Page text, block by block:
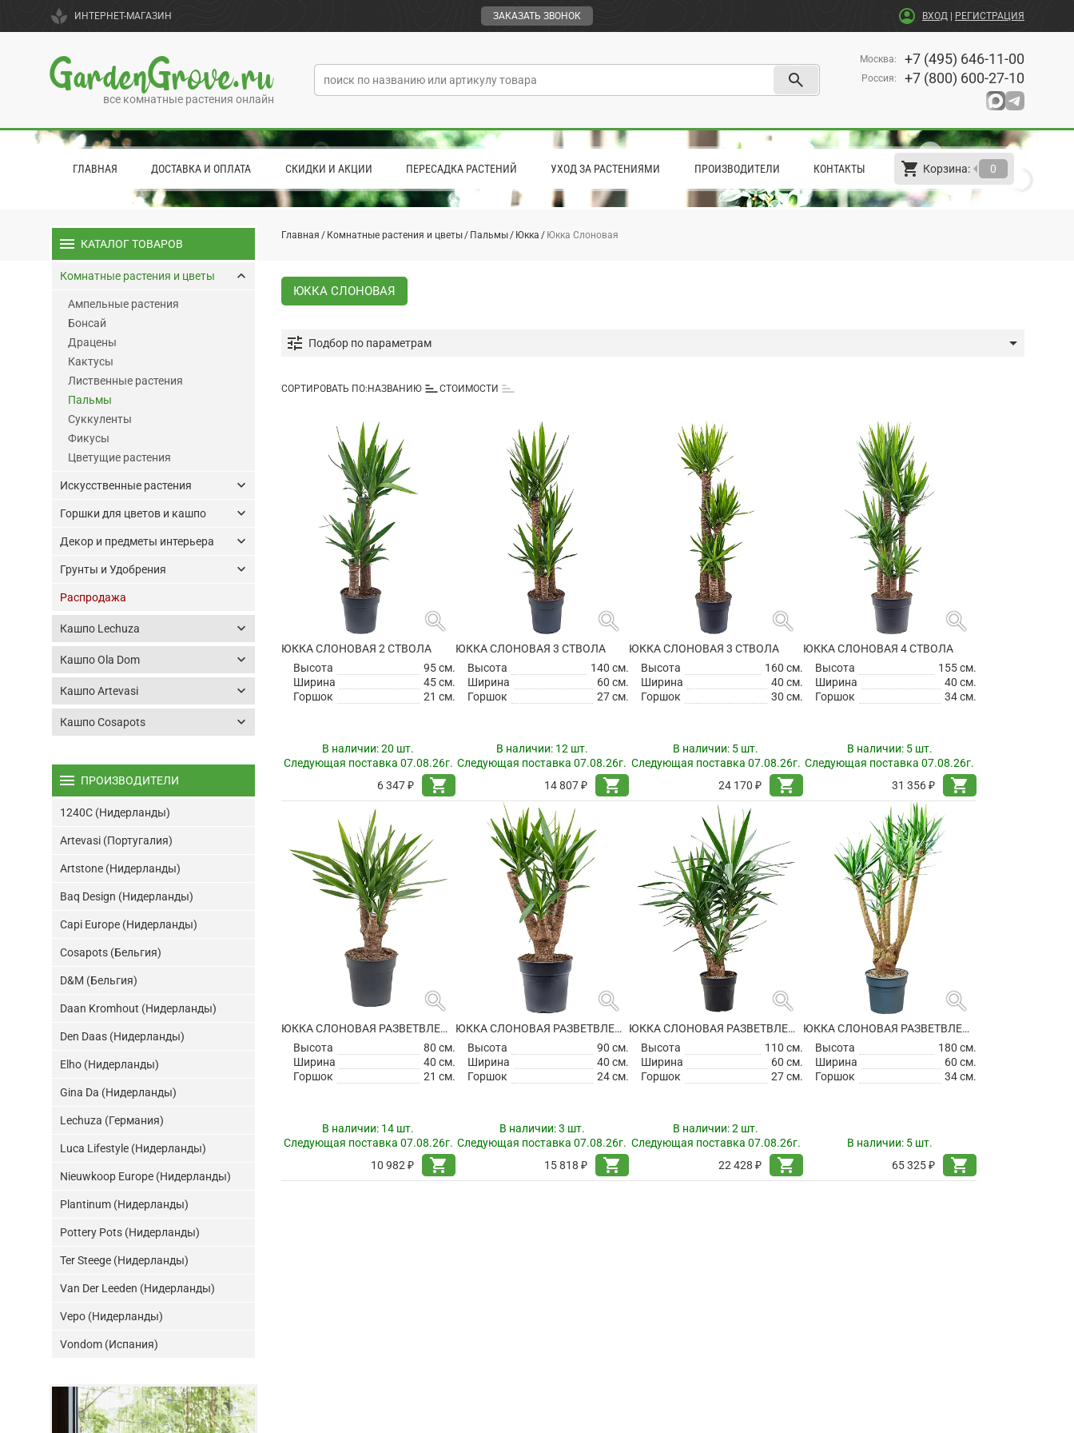
spa ИНТЕРНЕТ-МАГАЗИН ЗАКАЗАТЬ ЗВОНОК account_circle ВХОД РЕГИСТРАЦИЯ
GardenGrove.ru
все комнатные растения онлайн
search
Москва: +7 (495) 646-11-00
Россия: +7 (800) 600-27-10
ГЛАВНАЯ ДОСТАВКА И ОПЛАТА СКИДКИ И АКЦИИ ПЕРЕСАДКА РАСТЕНИЙ УХОД ЗА РАСТЕНИЯМИ ПРОИЗВОДИТЕЛИ КОНТАКТЫ shopping_cart Корзина: 0
arrow_left
Главная Комнатные растения и цветы Пальмы Юкка Юкка Слоновая
ЮККА СЛОНОВАЯ
tune Подбор по параметрам arrow_drop_down
СОРТИРОВАТЬ ПО: НАЗВАНИЮ sortСТОИМОСТИ sort
search
ЮККА СЛОНОВАЯ 2 СТВОЛА
Высота
95 см.
Ширина
45 см.
Горшок
21 см.
В наличии:20 шт.
Следующая поставка 07.08.26г.
6 347 ₽
shopping_cart
search
ЮККА СЛОНОВАЯ 3 СТВОЛА
Высота
140 см.
Ширина
60 см.
Горшок
27 см.
В наличии: 12 шт.
Следующая поставка 07.08.26г.
14 807 ₽
shopping_cart
search
ЮККА СЛОНОВАЯ 3 СТВОЛА
Высота
160 см.
Ширина
40 см.
Горшок
30 см.
В наличии: 5 шт.
Следующая поставка 07.08.26г.
24 170 ₽
shopping_cart
search
ЮККА СЛОНОВАЯ 4 СТВОЛА
Высота
155 см.
Ширина
40 см.
Горшок
34 см.
В наличии: 5 шт.
Следующая поставка 07.08.26г.
31 356 ₽
shopping_cart
search
ЮККА СЛОНОВАЯ РАЗВЕТВЛЕННАЯ
Высота
80 см.
Ширина
40 см.
Горшок
21 см.
В наличии: 14 шт.
Следующая поставка 07.08.26г.
10 982 ₽
shopping_cart
search
ЮККА СЛОНОВАЯ РАЗВЕТВЛЕННАЯ
Высота
90 см.
Ширина
40 см.
Горшок
24 см.
В наличии:3 шт.
Следующая поставка 07.08.26г.
15 818 ₽
shopping_cart
search
ЮККА СЛОНОВАЯ РАЗВЕТВЛЕННАЯ
Высота
110 см.
Ширина
60 см.
Горшок
27 см.
В наличии:2 шт.
Следующая поставка 07.08.26г.
22 428 ₽
shopping_cart
search
ЮККА СЛОНОВАЯ РАЗВЕТВЛЕННАЯ
Высота
180 см.
Ширина
60 см.
Горшок
34 см.
В наличии: 5 шт.
65 325 ₽
shopping_cart
menu КАТАЛОГ ТОВАРОВ
Комнатные растения и цветы keyboard_arrow_up
Ампельные растения
Бонсай
Драцены
Кактусы
Лиственные растения
Пальмы
Суккуленты
Фикусы
Цветущие растения
Искусственные растения keyboard_arrow_down
Горшки для цветов и кашпо keyboard_arrow_down
Декор и предметы интерьера keyboard_arrow_down
Грунты и Удобрения keyboard_arrow_down
Распродажа
Кашпо Lechuza keyboard_arrow_down
Кашпо Ola Dom keyboard_arrow_down
Кашпо Artevasi keyboard_arrow_down
Кашпо Cosapots keyboard_arrow_down
menu ПРОИЗВОДИТЕЛИ
1240C (Нидерланды)
Artevasi (Португалия)
Artstone (Нидерланды)
Baq Design (Нидерланды)
Capi Europe (Нидерланды)
Cosapots (Бельгия)
D&M (Бельгия)
Daan Kromhout (Нидерланды)
Den Daas (Нидерланды)
Elho (Нидерланды)
Gina Da (Нидерланды)
Lechuza (Германия)
Luca Lifestyle (Нидерланды)
Nieuwkoop Europe (Нидерланды)
Plantinum (Нидерланды)
Pottery Pots (Нидерланды)
Ter Steege (Нидерланды)
Van Der Leeden (Нидерланды)
Vepo (Нидерланды)
Vondom (Испания)